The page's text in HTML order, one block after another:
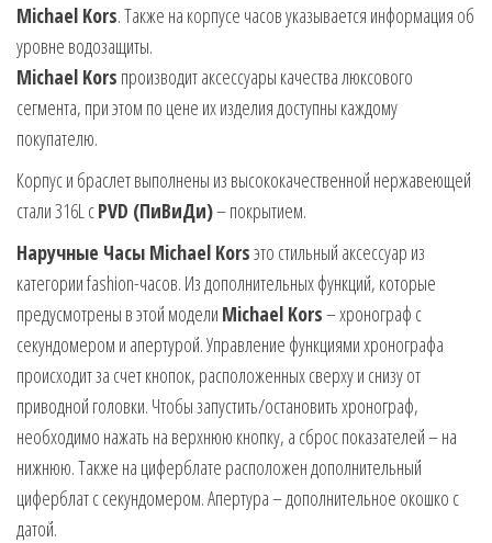
Michael Kors. Также на корпусе часов указывается информация об
уровне водозащиты.
Michael Kors производит аксессуары качества люксового
сегмента, при этом по цене их изделия доступны каждому
покупателю.
Корпус и браслет выполнены из высококачественной нержавеющей
стали 316L сPVD (ПиВиДи)– покрытием.
Наручные Часы Michael Korsэто стильный аксессуар из
категории fashion-часов. Из дополнительных функций, которые
предусмотрены в этой модели Michael Kors– хронограф с
секундомером и апертурой. Управление функциями хронографа
происходит за счет кнопок, расположенных сверху и снизу от
приводной головки. Чтобы запустить/остановить хронограф,
необходимо нажать на верхнюю кнопку, а сброс показателей – на
нижнюю. Также на циферблате расположен дополнительный
циферблат с секундомером. Апертура – дополнительное окошко с
датой.